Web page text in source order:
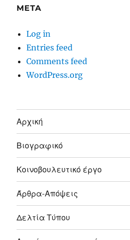
META
Log in
Entries feed
Comments feed
WordPress.org
Αρχική
Βιογραφικό
Κοινοβουλευτικό έργο
Άρθρα-Απόψεις
Δελτία Τύπου